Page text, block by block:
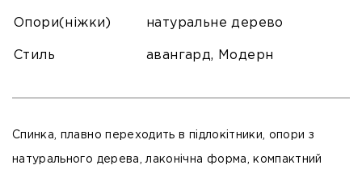
Опори(ніжки) натуральне дерево
Стиль авангард, Модерн
Спинка, плавно переходить в підлокітники, опори з
натурального дерева, лаконічна форма, компактний